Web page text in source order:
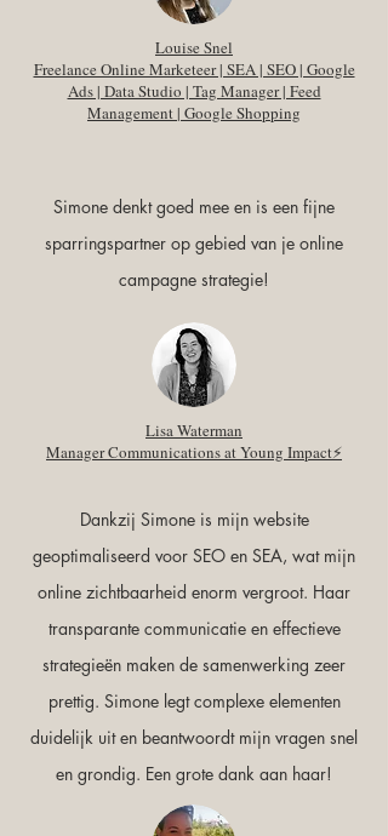
Louise Snel
Freelance Online Marketeer | SEA | SEO | Google
Ads | Data Studio | Tag Manager | Feed
Management | Google Shopping
Simone denkt goed mee en is een fijne
sparringspartner op gebied van je online
campagne strategie!
Lisa Waterman
Manager Communications at Young Impact⚡️
Dankzij Simone is mijn website
geoptimaliseerd voor SEO en SEA, wat mijn
online zichtbaarheid enorm vergroot. Haar
transparante communicatie en effectieve
strategieën maken de samenwerking zeer
prettig. Simone legt complexe elementen
duidelijk uit en beantwoordt mijn vragen snel
en grondig. Een grote dank aan haar!